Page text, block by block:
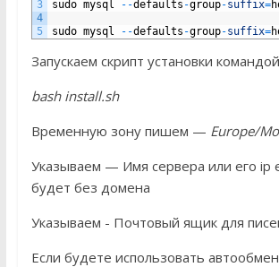
3
4
5
sudo mysql --defaults -group-suffix=
sudo mysql --defaults -group-suffix=
Запускаем скрипт установки командой
bash install.sh
Временную зону пишем — Europe/
Указываем — Имя сервера или его ip
будет без домена
Указываем - Почтовый ящик для
Если будете использовать